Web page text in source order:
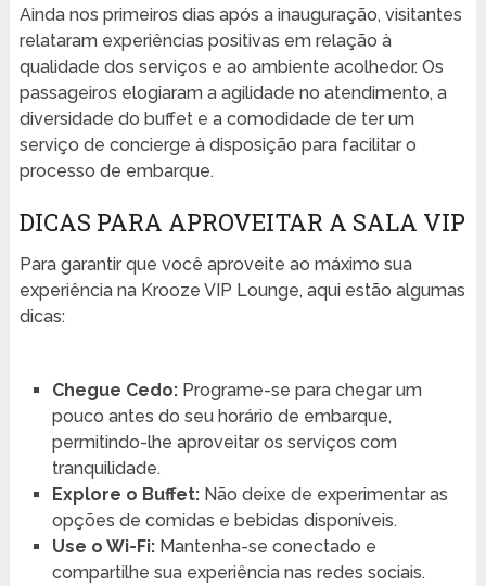
Ainda nos primeiros dias após a inauguração, visitantes
relataram experiências positivas em relação à
qualidade dos serviços e ao ambiente acolhedor. Os
passageiros elogiaram a agilidade no atendimento, a
diversidade do buffet e a comodidade de ter um
serviço de concierge à disposição para facilitar o
processo de embarque.
DICAS PARA APROVEITAR A SALA VIP
Para garantir que você aproveite ao máximo sua
experiência na Krooze VIP Lounge, aqui estão algumas
dicas:
Chegue Cedo:Programe-se para chegar um
pouco antes do seu horário de embarque,
permitindo-lhe aproveitar os serviços com
tranquilidade.
Explore o Buffet:Não deixe de experimentar as
opções de comidas e bebidas disponíveis.
Use o Wi-Fi:Mantenha-se conectado e
compartilhe sua experiência nas redes sociais.